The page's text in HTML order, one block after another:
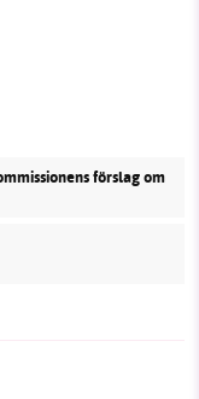
förslag om